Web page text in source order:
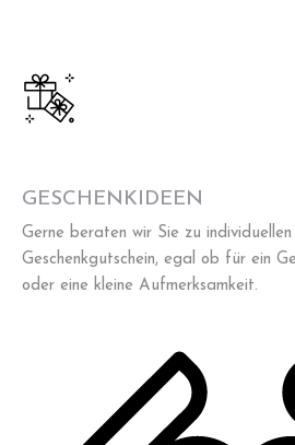
GESCHENKIDEEN
Gerne beraten wir Sie zu
Geschenkgutschein, egal ob für ein
oder eine kleine Aufmerksamkeit.